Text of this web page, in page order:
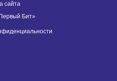
сайта
Бит»